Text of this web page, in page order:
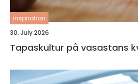
inspiration
30. July 2026
Tapaskultur på vasastans